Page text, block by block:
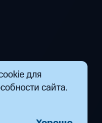
для
сайта.
кт Андропова, д.